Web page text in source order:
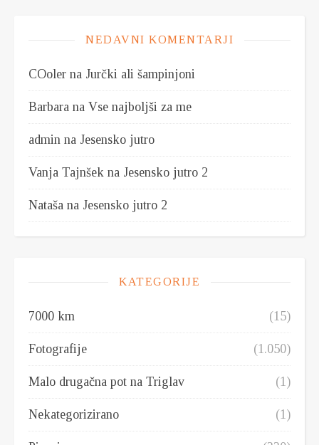
NEDAVNI KOMENTARJI
COoler na Jurčki ali šampinjoni
Barbara na Vse najboljši za me
admin na Jesensko jutro
Vanja Tajnšek na Jesensko jutro 2
Nataša na Jesensko jutro 2
KATEGORIJE
7000 km (15)
Fotografije (1.050)
Malo drugačna pot na Triglav (1)
Nekategorizirano (1)